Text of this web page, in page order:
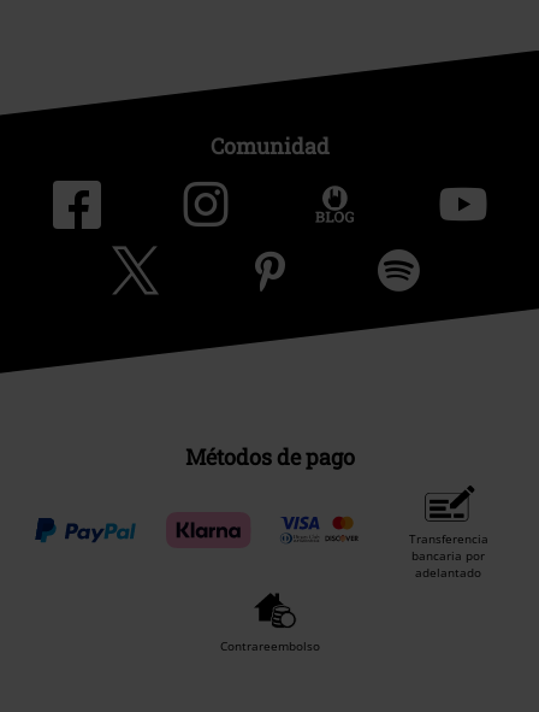
Comunidad
Métodos de pago
Transferencia
bancaria por
adelantado
Contrareembolso